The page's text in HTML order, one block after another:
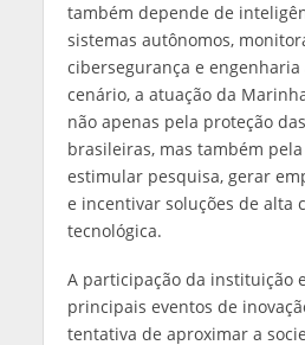
também depende de
sistemas autônomos,
cibersegurança e engenharia
cenário, a atuação da
não apenas pela proteção
brasileiras, mas também
estimular pesquisa, gerar
e incentivar soluções de alta
tecnológica.
A participação da instituição
principais eventos de
tentativa de aproximar a